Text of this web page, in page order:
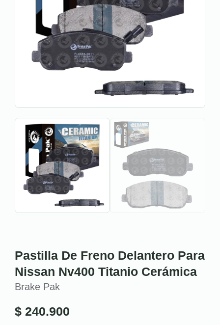
Pastilla De Freno Delantero Para
Nissan Nv400 Titanio Cerámica
Brake Pak
$ 240.900